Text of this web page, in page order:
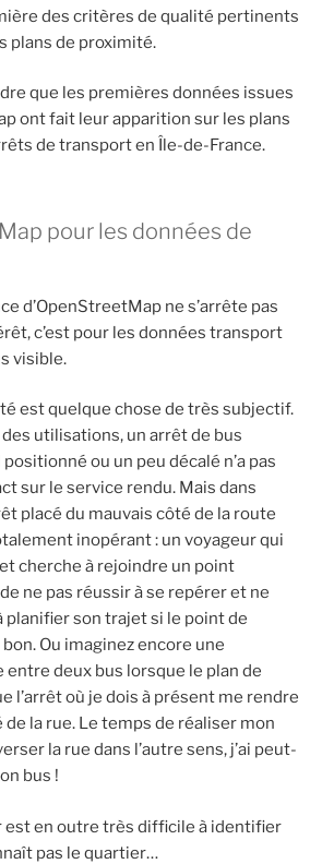
des critères de qualité pertinents
plans de proximité.
que les premières données issues
ont fait leur apparition sur les plans
de transport en Île-de-France.
pour les données de
d’OpenStreetMap ne s’arrête pas
c’est pour les données transport
visible.
est quelque chose de très subjectif.
utilisations, un arrêt de bus
ou un peu décalé n’a pas
sur le service rendu. Mais dans
placé du mauvais côté de la route
inopérant : un voyageur qui
cherche à rejoindre un point
ne pas réussir à se repérer et ne
planifier son trajet si le point de
Ou imaginez encore une
entre deux bus lorsque le plan de
l’arrêt où je dois à présent me rendre
de la rue. Le temps de réaliser mon
la rue dans l’autre sens, j’ai peut-
bus !
est en outre très difficile à identifier
pas le quartier…